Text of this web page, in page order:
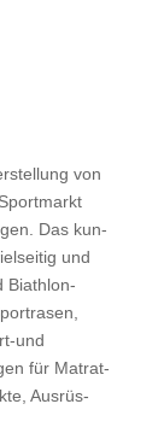
von
Das kun­
und
Biath­lon­
und
für Matrat­
Aus­rüs­